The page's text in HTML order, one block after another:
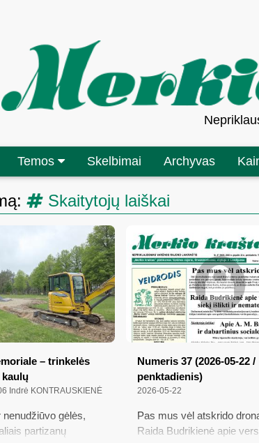
Temos Skelbimai Archyvas
Skaitytojų laiškai
– trinkelės
Indrė KONTRAUSKIENĖ
nenudžiūvo gėlės,
partizanų
Numeris 37 (2026-05-22 /
penktadienis)
2026-05-22
Pas mus vėl atskrido
Raida Budrikienė apie